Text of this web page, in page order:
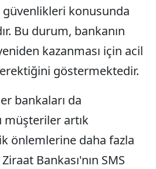
konusunda
Bu durum, bankanın
kazanması için acil
göstermektedir.
bankaları da
müşteriler artık
önlemlerine daha fazla
Bankası'nın SMS